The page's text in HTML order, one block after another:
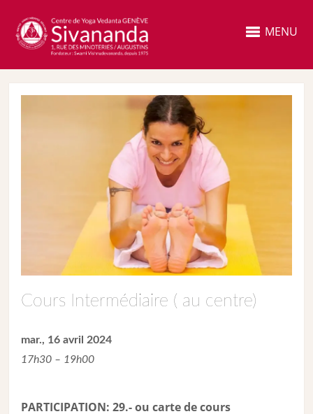
MENU
Cours Intermédiaire ( au centre)
mar., 16 avril 2024
17h30 – 19h00
PARTICIPATION: 29.- ou carte de cours